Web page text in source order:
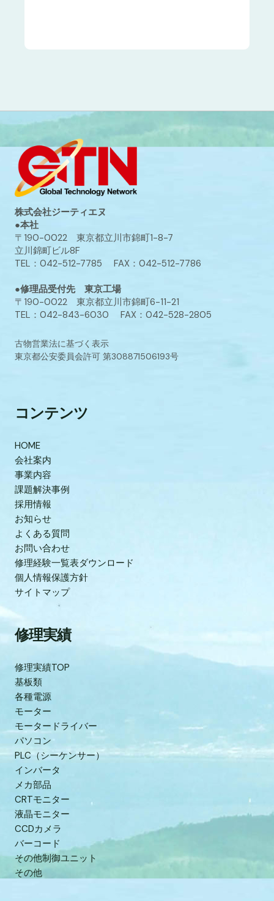
株式会社ジーティエヌ
●本社
〒190-0022 東京都立川市錦町1-8-7
立川錦町ビル8F
TEL：042-512-7785 FAX：042-512-7786
●修理品受付先 東京工場
〒190-0022 東京都立川市錦町6-11-21
TEL：042-843-6030 FAX：042-528-2805
古物営業法に基づく表示
東京都公安委員会許可 第308871506193号
コンテンツ
HOME
会社案内
事業内容
課題解決事例
採用情報
お知らせ
よくある質問
お問い合わせ
修理経験一覧表ダウンロード
個人情報保護方針
サイトマップ
修理実績
修理実績TOP
基板類
各種電源
モーター
モータードライバー
パソコン
PLC（シーケンサー）
インバータ
メカ部品
CRTモニター
液晶モニター
CCDカメラ
バーコード
その他制御ユニット
その他